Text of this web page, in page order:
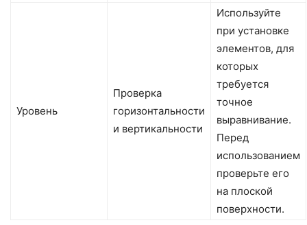
Уровень
Проверка
горизонтальности
и вертикальности
Используйте
при установке
элементов, для
которых
требуется
точное
выравнивание.
Перед
использованием
проверьте его
на плоской
поверхности.